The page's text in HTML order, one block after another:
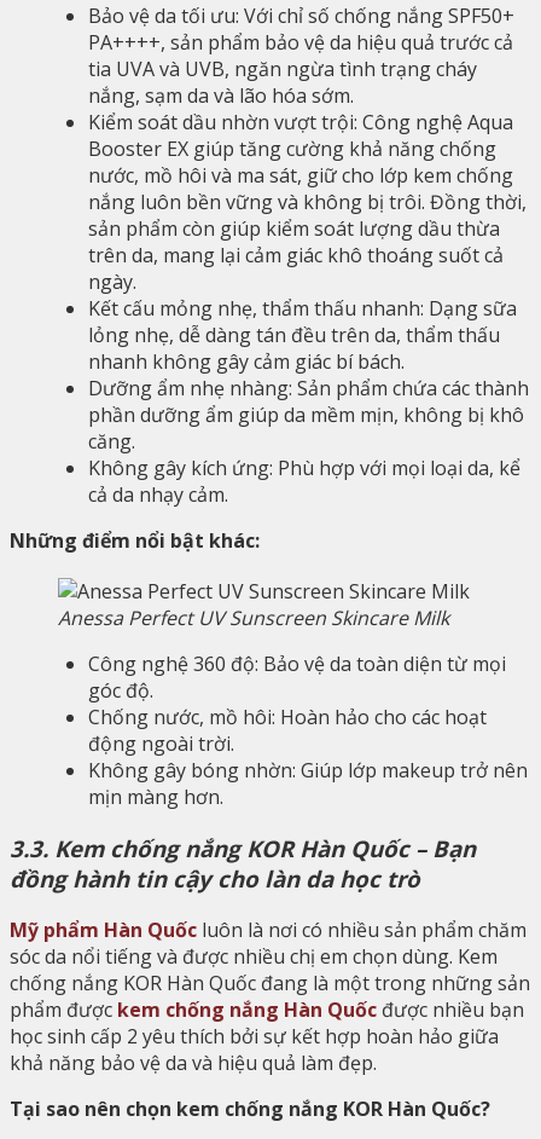
Bảo vệ da tối ưu: Với chỉ số chống nắng SPF50+
PA++++, sản phẩm bảo vệ da hiệu quả trước cả
tia UVA và UVB, ngăn ngừa tình trạng cháy
nắng, sạm da và lão hóa sớm.
Kiểm soát dầu nhờn vượt trội: Công nghệ Aqua
Booster EX giúp tăng cường khả năng chống
nước, mồ hôi và ma sát, giữ cho lớp kem chống
nắng luôn bền vững và không bị trôi. Đồng thời,
sản phẩm còn giúp kiểm soát lượng dầu thừa
trên da, mang lại cảm giác khô thoáng suốt cả
ngày.
Kết cấu mỏng nhẹ, thẩm thấu nhanh: Dạng sữa
lỏng nhẹ, dễ dàng tán đều trên da, thẩm thấu
nhanh không gây cảm giác bí bách.
Dưỡng ẩm nhẹ nhàng: Sản phẩm chứa các thành
phần dưỡng ẩm giúp da mềm mịn, không bị khô
căng.
Không gây kích ứng: Phù hợp với mọi loại da, kể
cả da nhạy cảm.
Những điểm nổi bật khác:
Anessa Perfect UV Sunscreen Skincare Milk
Công nghệ 360 độ: Bảo vệ da toàn diện từ mọi
góc độ.
Chống nước, mồ hôi: Hoàn hảo cho các hoạt
động ngoài trời.
Không gây bóng nhờn: Giúp lớp makeup trở nên
mịn màng hơn.
3.3. Kem chống nắng KOR Hàn Quốc – Bạn
đồng hành tin cậy cho làn da học trò
Mỹ phẩm Hàn Quốc luôn là nơi có nhiều sản phẩm chăm
sóc da nổi tiếng và được nhiều chị em chọn dùng. Kem
chống nắng KOR Hàn Quốc đang là một trong những sản
phẩm được kem chống nắng Hàn Quốc được nhiều bạn
học sinh cấp 2 yêu thích bởi sự kết hợp hoàn hảo giữa
khả năng bảo vệ da và hiệu quả làm đẹp.
Tại sao nên chọn kem chống nắng KOR Hàn Quốc?